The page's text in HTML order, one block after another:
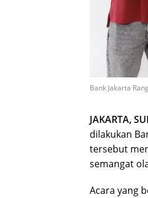
Bank Jakarta
JAKARTA,
dilakukan
tersebut
semangat
Acara yang